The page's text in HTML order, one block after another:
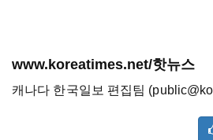
www.koreatimes.net/핫뉴스
캐나다 한국일보 편집팀